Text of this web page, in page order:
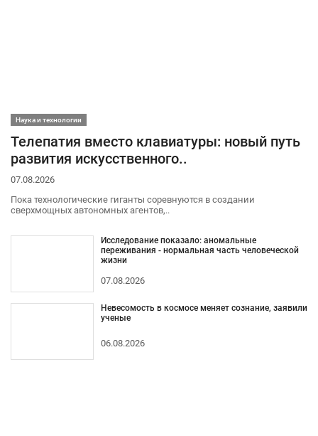
Наука и технологии
Телепатия вместо клавиатуры: новый путь
развития искусственного..
07.08.2026
Пока технологические гиганты соревнуются в создании
сверхмощных автономных агентов,..
Исследование показало: аномальные
переживания - нормальная часть человеческой
жизни
07.08.2026
Невесомость в космосе меняет сознание, заявили
ученые
06.08.2026